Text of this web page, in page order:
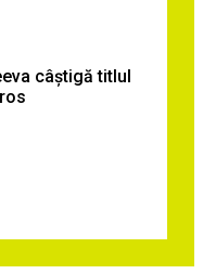
câștigă titlul